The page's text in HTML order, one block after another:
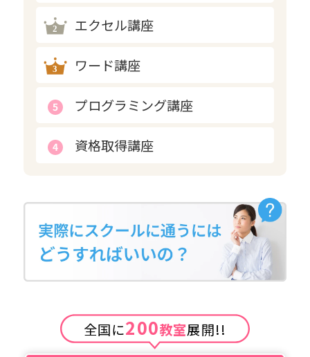
エクセル講座
ワード講座
プログラミング講座
資格取得講座
全国に200教室展開!!